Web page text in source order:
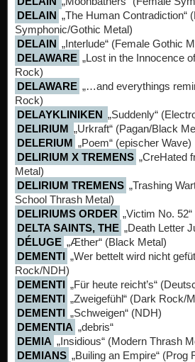
DELAIN „The Human Contradiction“
Symphonic/Gothic Metal)
DELAIN „Interlude“ (Female Gothic
DELAWARE „Lost in the Innocence
Rock)
DELAWARE „…and everythings
Rock)
DELAYKLINIKEN „Suddenly“
DELIRIUM „Urkraft“ (Pagan/Black
DELERIUM „Poem“ (epischer Wave)
DELIRIUM X TREMENS „CreHated
Metal)
DELIRIUM TREMENS „Trashing
School Thrash Metal)
DELIRIUMS ORDER „Victim No.
DELTA SAINTS, THE „Death Letter
DÉLUGE „Æther“ (Black Metal)
DEMENTI „Wer bettelt wird nicht
Rock/NDH)
DEMENTI „Für heute reicht’s“
DEMENTI „Zweigefühl“ (Dark Rock/
DEMENTI „Schweigen“ (NDH)
DEMENTIA „debris“
DEMIA „Insidious“ (Modern Thrash
DEMIANS „Builing an Empire“ (Prog